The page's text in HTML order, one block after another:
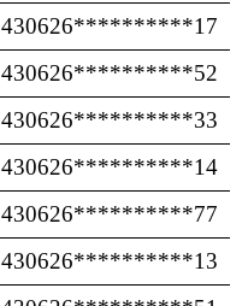
430626**********17
430626**********52
430626**********33
430626**********14
430626**********77
430626**********13